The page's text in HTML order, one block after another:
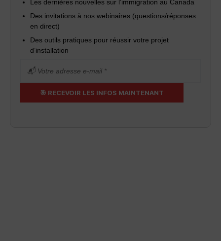
Les dernières nouvelles sur l’immigration au Canada
Des invitations à nos webinaires (questions/réponses
en direct)
Des outils pratiques pour réussir votre projet
d’installation